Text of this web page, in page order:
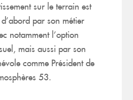
sur le terrain est
par son métier
notamment l’option
mais aussi par son
comme Président de
53.